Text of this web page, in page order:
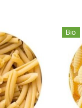
Bio